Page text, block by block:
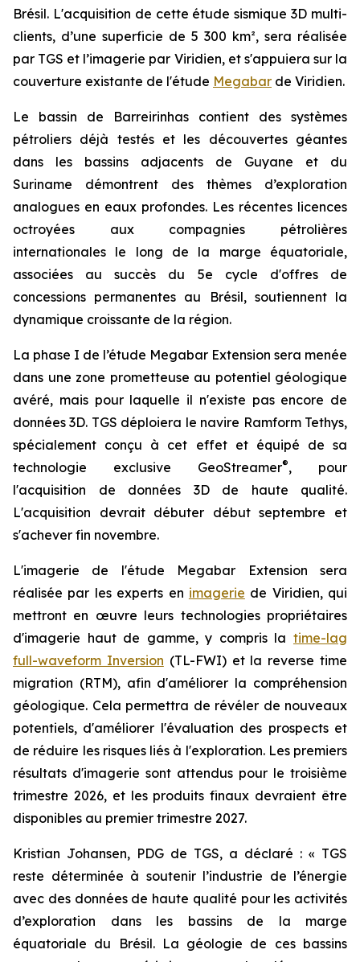
Brésil. L'acquisition de cette étude sismique 3D multi-
clients, d’une superficie de 5 300 km², sera réalisée
par TGS et l’imagerie par Viridien, et s'appuiera sur la
couverture existante de l'étude Megabar de Viridien.
Le bassin de Barreirinhas contient des systèmes
pétroliers déjà testés et les découvertes géantes
dans les bassins adjacents de Guyane et du
Suriname démontrent des thèmes d’exploration
analogues en eaux profondes. Les récentes licences
octroyées aux compagnies pétrolières
internationales le long de la marge équatoriale,
associées au succès du 5e cycle d'offres de
concessions permanentes au Brésil, soutiennent la
dynamique croissante de la région.
La phase I de l’étude Megabar Extension sera menée
dans une zone prometteuse au potentiel géologique
avéré, mais pour laquelle il n'existe pas encore de
données 3D. TGS déploiera le navire Ramform Tethys,
spécialement conçu à cet effet et équipé de sa
technologie exclusive GeoStreamer®, pour
l'acquisition de données 3D de haute qualité.
L'acquisition devrait débuter début septembre et
s'achever fin novembre.
L'imagerie de l'étude Megabar Extension sera
réalisée par les experts en imagerie de Viridien, qui
mettront en œuvre leurs technologies propriétaires
d'imagerie haut de gamme, y compris la time-lag
full-waveform Inversion (TL-FWI) et la reverse time
migration (RTM), afin d'améliorer la compréhension
géologique. Cela permettra de révéler de nouveaux
potentiels, d'améliorer l'évaluation des prospects et
de réduire les risques liés à l'exploration. Les premiers
résultats d'imagerie sont attendus pour le troisième
trimestre 2026, et les produits finaux devraient être
disponibles au premier trimestre 2027.
Kristian Johansen, PDG de TGS, a déclaré : « TGS
reste déterminée à soutenir l’industrie de l’énergie
avec des données de haute qualité pour les activités
d’exploration dans les bassins de la marge
équatoriale du Brésil. La géologie de ces bassins